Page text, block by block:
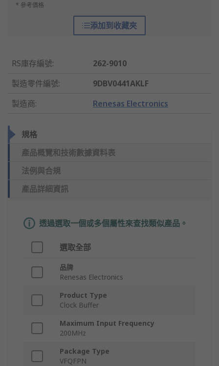
* 參考價格
添加到收藏夾
RS庫存編號:
262-9010
製造零件編號:
9DBV0441AKLF
製造商: Renesas Electronics
規格
產品概覽和技術數據資料表
法例與合規
產品詳細資訊
透過選取一個或多個屬性來查找類似產品。
選取全部
品牌
Renesas Electronics
Product Type
Clock Buffer
Maximum Input Frequency
200MHz
Package Type
VFQFPN